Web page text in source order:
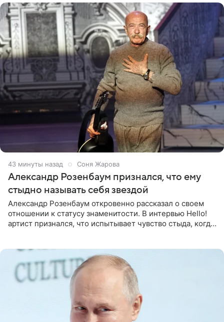
44 минуты назад Соня Жарова
Александр Розенбаум признался, что ему
стыдно называть себя звездой
Александр Розенбаум откровенно рассказал о своем
отношении к статусу знаменитости. В интервью Hello!
артист признался, что испытывает чувство стыда, когда